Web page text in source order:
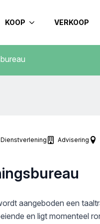
KOOP VERKOOP
Dienstverlening Advisering
aangeboden een
en ligt momenteel